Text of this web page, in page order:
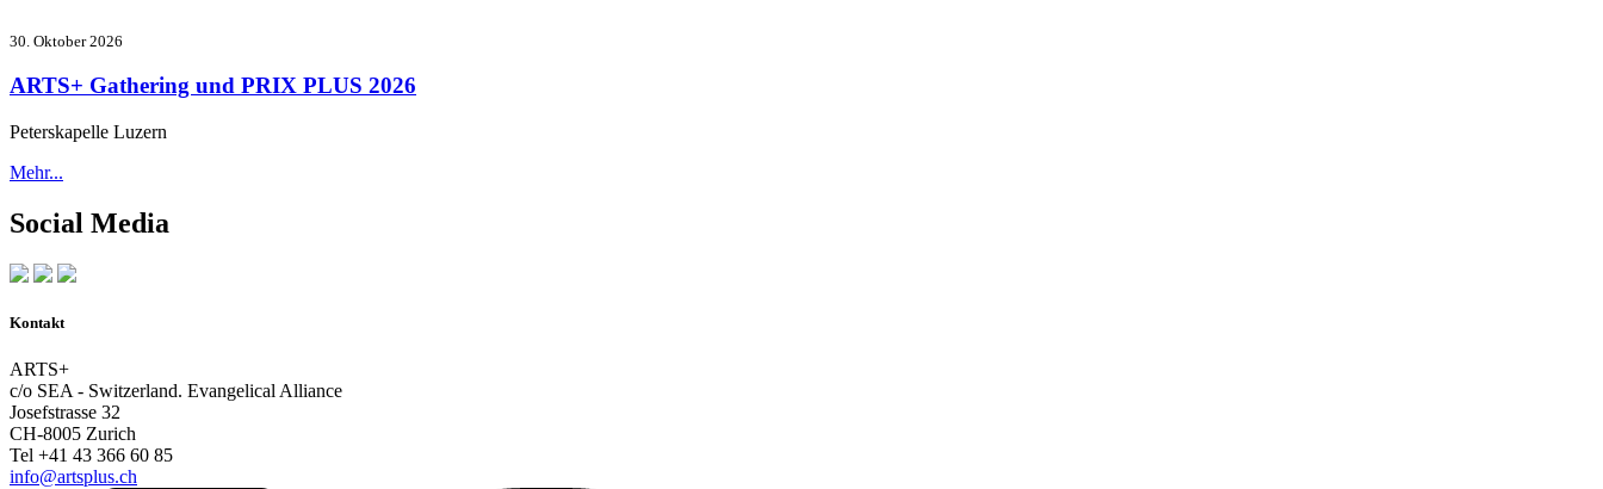
30. Oktober 2026
ARTS+ Gathering und PRIX PLUS 2026
Peterskapelle Luzern
Mehr...
Social Media
Kontakt
ARTS+
c/o SEA - Switzerland. Evangelical Alliance
Josefstrasse 32
CH-8005 Zurich
Tel +41 43 366 60 85
info@artsplus.ch